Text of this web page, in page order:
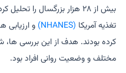
بیش از ۲۸ هزار بزرگسال را
تغذیه آمریکا (NHANES) و ارزیابی
کرده بودند. هدف از این بررسی ها،
مختلف و وضعیت روانی افراد بود.